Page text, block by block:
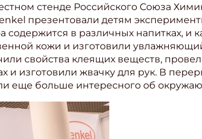
стенде Российского Союза
презентовали детям
содержится в различных напитках, и
кожи и изготовили
свойства клеящих веществ,
и изготовили жвачку для рук. В
еще больше интересного об